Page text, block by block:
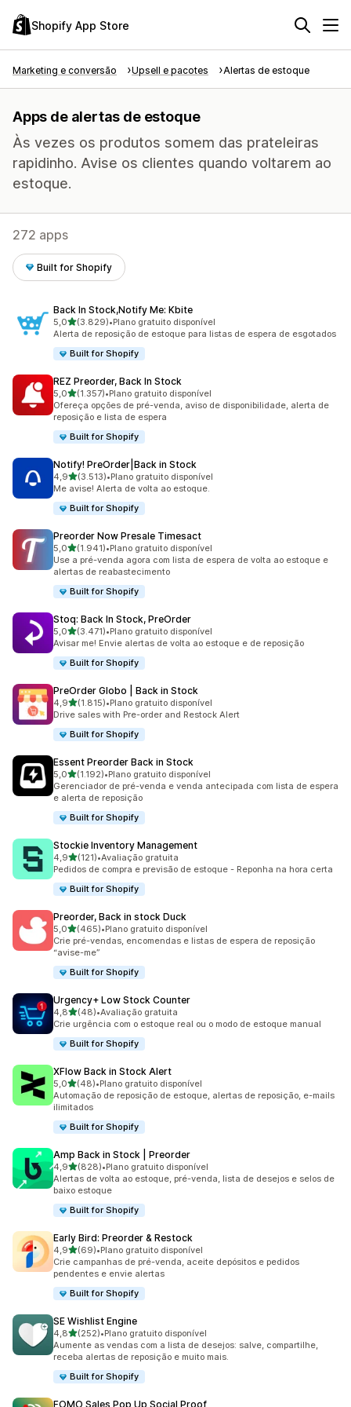
Shopify App Store
Marketing e conversão Upsell e pacotes Alertas de estoque
Apps de alertas de estoque
Às vezes os produtos somem das prateleiras
rapidinho. Avise os clientes quando voltarem ao
estoque.
272 apps
Built for Shopify
Back In Stock,Notify Me: Kbite
5,0de 5 estrelas
(3.829)
3829 avaliações ao todo
•Plano gratuito disponível
Alerta de reposição de estoque para listas de espera de esgotados
Built for Shopify
REZ Preorder, Back In Stock
5,0de 5 estrelas
(1.357)
1357 avaliações ao todo
•Plano gratuito disponível
Ofereça opções de pré-venda, aviso de disponibilidade, alerta de
reposição e lista de espera
Built for Shopify
Notify! PreOrder|Back in Stock
4,9de 5 estrelas
(3.513)
3513 avaliações ao todo
•Plano gratuito disponível
Me avise! Alerta de volta ao estoque.
Built for Shopify
Preorder Now Presale Timesact
5,0de 5 estrelas
(1.941)
1941 avaliações ao todo
•Plano gratuito disponível
Use a pré-venda agora com lista de espera de volta ao estoque e
alertas de reabastecimento
Built for Shopify
Stoq: Back In Stock, PreOrder
5,0de 5 estrelas
(3.471)
3471 avaliações ao todo
•Plano gratuito disponível
Avisar me! Envie alertas de volta ao estoque e de reposição
Built for Shopify
PreOrder Globo | Back in Stock
4,9de 5 estrelas
(1.815)
1815 avaliações ao todo
•Plano gratuito disponível
Drive sales with Pre-order and Restock Alert
Built for Shopify
Essent Preorder Back in Stock
5,0de 5 estrelas
(1.192)
1192 avaliações ao todo
•Plano gratuito disponível
Gerenciador de pré-venda e venda antecipada com lista de espera
e alerta de reposição
Built for Shopify
Stockie Inventory Management
4,9de 5 estrelas
(121)
121 avaliações ao todo
•Avaliação gratuita
Pedidos de compra e previsão de estoque - Reponha na hora certa
Built for Shopify
Preorder, Back in stock Duck
5,0de 5 estrelas
(465)
465 avaliações ao todo
•Plano gratuito disponível
Crie pré-vendas, encomendas e listas de espera de reposição
“avise-me”
Built for Shopify
Urgency+ Low Stock Counter
4,8de 5 estrelas
(48)
48 avaliações ao todo
•Avaliação gratuita
Crie urgência com o estoque real ou o modo de estoque manual
Built for Shopify
XFlow Back in Stock Alert
5,0de 5 estrelas
(48)
48 avaliações ao todo
•Plano gratuito disponível
Automação de reposição de estoque, alertas de reposição, e-mails
ilimitados
Built for Shopify
Amp Back in Stock | Preorder
4,9de 5 estrelas
(828)
828 avaliações ao todo
•Plano gratuito disponível
Alertas de volta ao estoque, pré-venda, lista de desejos e selos de
baixo estoque
Built for Shopify
Early Bird: Preorder & Restock
4,9de 5 estrelas
(69)
69 avaliações ao todo
•Plano gratuito disponível
Crie campanhas de pré-venda, aceite depósitos e pedidos
pendentes e envie alertas
Built for Shopify
SE Wishlist Engine
4,8de 5 estrelas
(252)
252 avaliações ao todo
•Plano gratuito disponível
Aumente as vendas com a lista de desejos: salve, compartilhe,
receba alertas de reposição e muito mais.
Built for Shopify
FOMO Sales Pop Up Social Proof